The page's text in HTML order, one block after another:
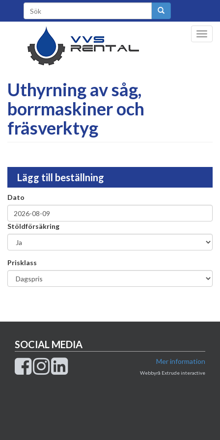
hovedindhold
Sökformulär
Uthyrning av såg,
borrmaskiner och
fräsverktyg
Lägg till beställning
Dato
Stöldförsäkring
Prisklass
SOCIAL MEDIA
Mer information
Webbyrå Extrude interactive